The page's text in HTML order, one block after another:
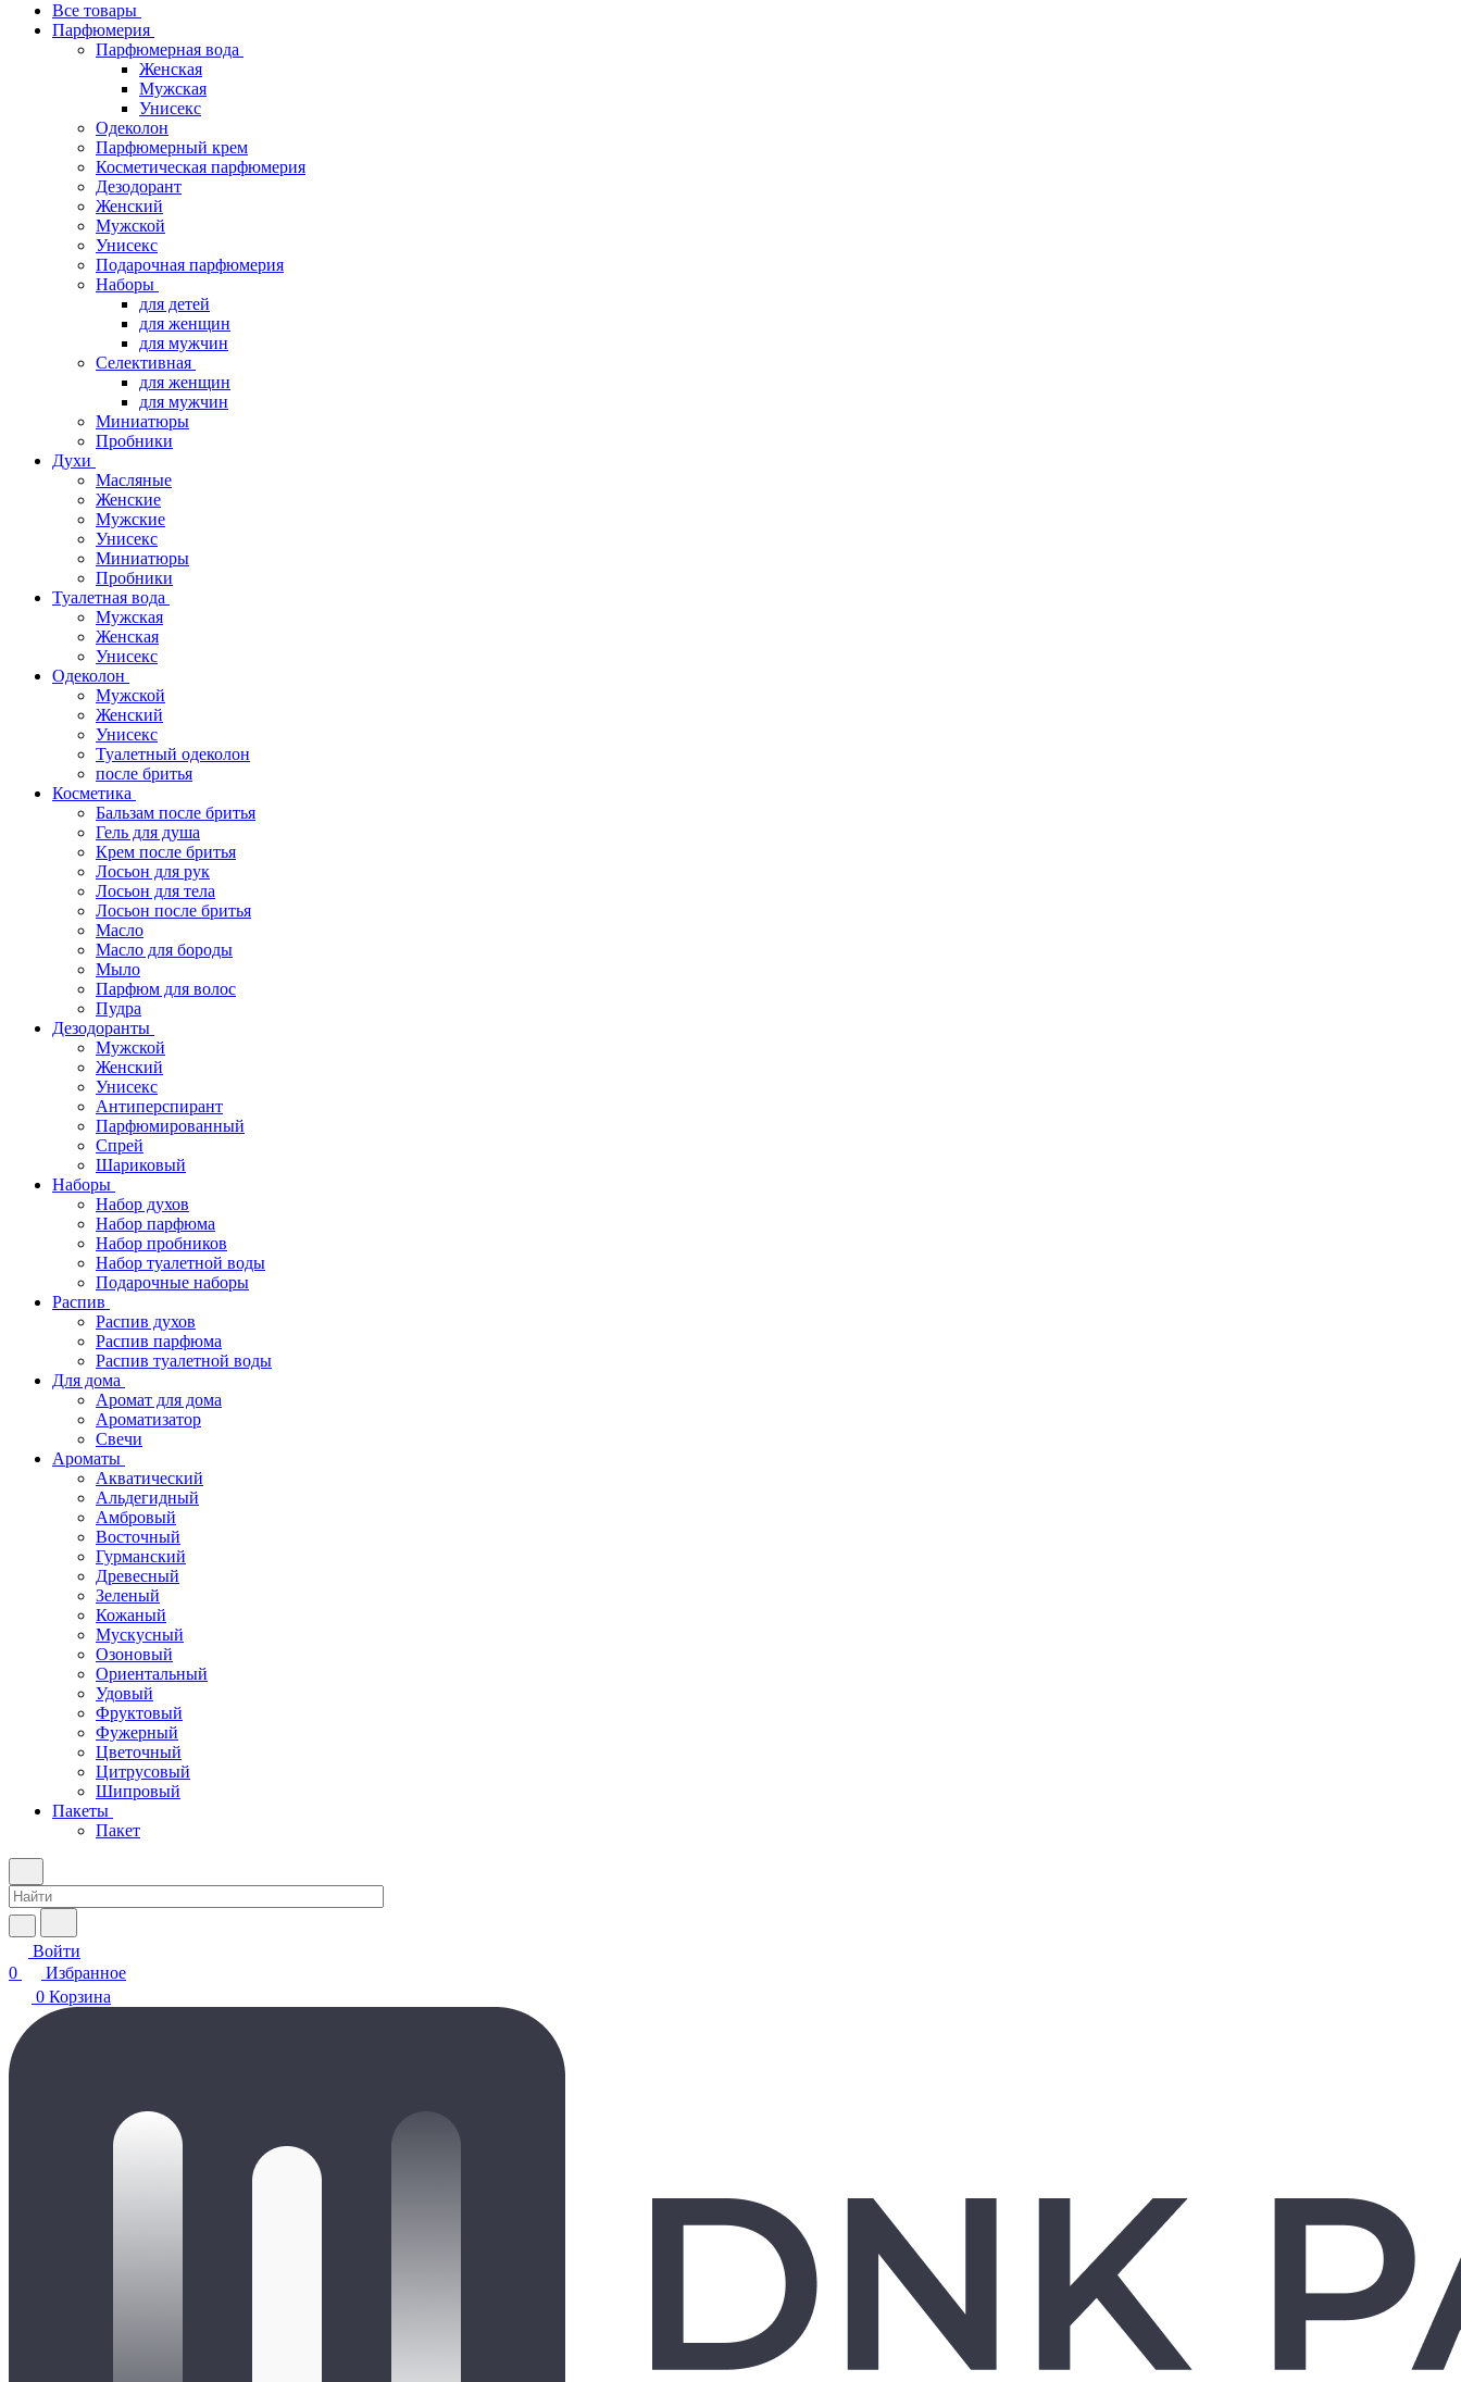
Все товары
Парфюмерия
Парфюмерная вода
Женская
Мужская
Унисекс
Одеколон
Парфюмерный крем
Косметическая парфюмерия
Дезодорант
Женский
Мужской
Унисекс
Подарочная парфюмерия
Наборы
для детей
для женщин
для мужчин
Селективная
для женщин
для мужчин
Миниатюры
Пробники
Духи
Масляные
Женские
Мужские
Унисекс
Миниатюры
Пробники
Туалетная вода
Мужская
Женская
Унисекс
Одеколон
Мужской
Женский
Унисекс
Туалетный одеколон
после бритья
Косметика
Бальзам после бритья
Гель для душа
Крем после бритья
Лосьон для рук
Лосьон для тела
Лосьон после бритья
Масло
Масло для бороды
Мыло
Парфюм для волос
Пудра
Дезодоранты
Мужской
Женский
Унисекс
Антиперспирант
Парфюмированный
Спрей
Шариковый
Наборы
Набор духов
Набор парфюма
Набор пробников
Набор туалетной воды
Подарочные наборы
Распив
Распив духов
Распив парфюма
Распив туалетной воды
Для дома
Аромат для дома
Ароматизатор
Свечи
Ароматы
Акватический
Альдегидный
Амбровый
Восточный
Гурманский
Древесный
Зеленый
Кожаный
Мускусный
Озоновый
Ориентальный
Удовый
Фруктовый
Фужерный
Цветочный
Цитрусовый
Шипровый
Пакеты
Пакет
Войти
0
Избранное
0 Корзина